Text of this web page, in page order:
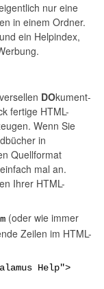
nur eine
in einem Ordner.
ein Helpindex,
DOkument-
fertige HTML-
Wenn Sie
in
Quellformat
einfach mal an.
Ihrer HTML-
(oder wie immer
Zeilen im HTML-
Help">